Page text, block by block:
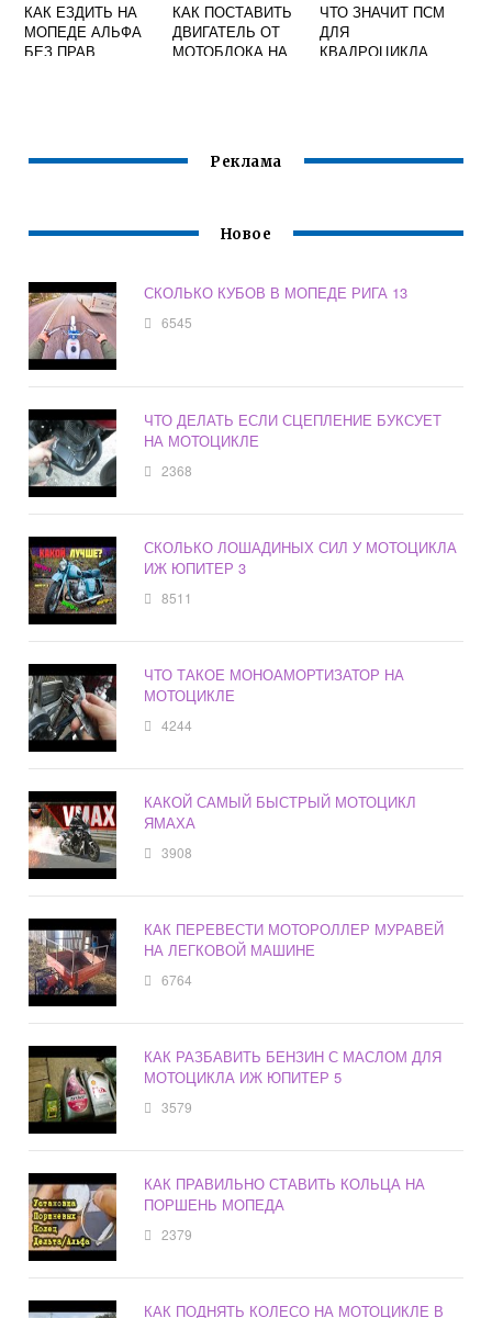
КАК ЕЗДИТЬ НА
МОПЕДЕ АЛЬФА
БЕЗ ПРАВ
КАК ПОСТАВИТЬ
ДВИГАТЕЛЬ ОТ
МОТОБЛОКА НА
ЧТО ЗНАЧИТ ПСМ
ДЛЯ
КВАДРОЦИКЛА
Реклама
Новое
СКОЛЬКО КУБОВ В МОПЕДЕ РИГА 13
6545
ЧТО ДЕЛАТЬ ЕСЛИ СЦЕПЛЕНИЕ БУКСУЕТ
НА МОТОЦИКЛЕ
2368
СКОЛЬКО ЛОШАДИНЫХ СИЛ У МОТОЦИКЛА
ИЖ ЮПИТЕР 3
8511
ЧТО ТАКОЕ МОНОАМОРТИЗАТОР НА
МОТОЦИКЛЕ
4244
КАКОЙ САМЫЙ БЫСТРЫЙ МОТОЦИКЛ
ЯМАХА
3908
КАК ПЕРЕВЕСТИ МОТОРОЛЛЕР МУРАВЕЙ
НА ЛЕГКОВОЙ МАШИНЕ
6764
КАК РАЗБАВИТЬ БЕНЗИН С МАСЛОМ ДЛЯ
МОТОЦИКЛА ИЖ ЮПИТЕР 5
3579
КАК ПРАВИЛЬНО СТАВИТЬ КОЛЬЦА НА
ПОРШЕНЬ МОПЕДА
2379
КАК ПОДНЯТЬ КОЛЕСО НА МОТОЦИКЛЕ В